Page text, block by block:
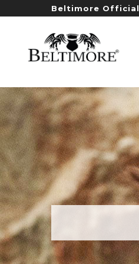
Beltimore Official